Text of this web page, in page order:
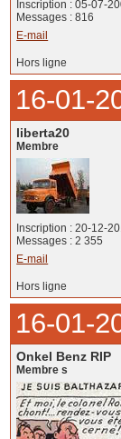
Inscription : 05-07-
Messages : 816
E-mail
Hors ligne
16-01-
liberta20
Membre
Inscription : 20-12-
Messages : 2 355
E-mail
Hors ligne
16-01-
Onkel Benz RIP
Membre s